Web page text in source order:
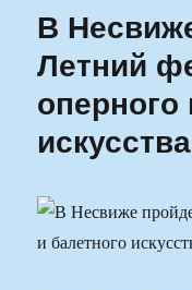
В
Летний
оперного
искусства